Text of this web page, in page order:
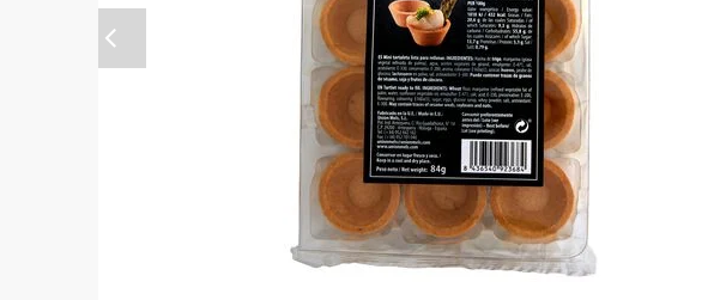
Anterior